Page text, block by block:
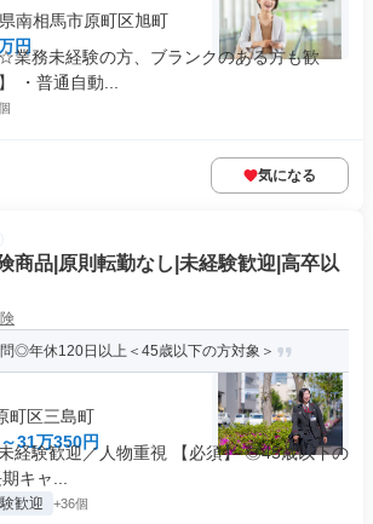
南相馬市原町区旭町
円
業務未経験の方、ブランクのある方も歓
・普通自動...
気になる
商品|原則転勤なし|未経験歓迎|高卒以
◎年休120日以上＜45歳以下の方対象＞
町区三島町
31万350円
経験歓迎／人物重視 【必須】 ◎45歳以下の
キャ...
歓迎 +36個